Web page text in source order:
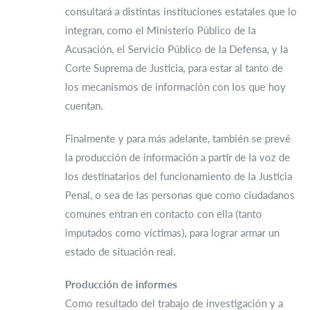
consultará a distintas instituciones estatales que lo
integran, como el Ministerio Público de la
Acusación, el Servicio Público de la Defensa, y la
Corte Suprema de Justicia, para estar al tanto de
los mecanismos de información con los que hoy
cuentan.
Finalmente y para más adelante, también se prevé
la producción de información a partir de la voz de
los destinatarios del funcionamiento de la Justicia
Penal, o sea de las personas que como ciudadanos
comunes entran en contacto con ella (tanto
imputados como víctimas), para lograr armar un
estado de situación real.
Producción de informes
Como resultado del trabajo de investigación y a